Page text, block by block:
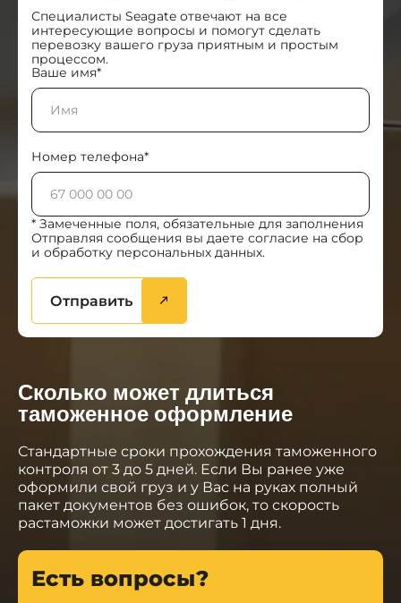
Специалисты Seagate отвечают на все
интересующие вопросы и помогут сделать
перевозку вашего груза приятным и простым
процессом.
Ваше имя*
Номер телефона*
* Замеченные поля, обязательные для заполнения
Отправляя сообщения вы даете согласие на сбор
и обработку персональных данных.
Отправить
Сколько может длиться
таможенное оформление
Стандартные сроки прохождения таможенного
контроля от 3 до 5 дней. Если Вы ранее уже
оформили свой груз и у Вас на руках полный
пакет документов без ошибок, то скорость
растаможки может достигать 1 дня.
Есть вопросы?